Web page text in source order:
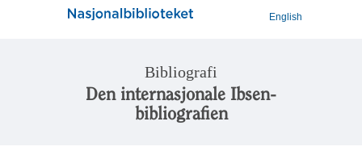
English
Bibliografi
Den internasjonale Ibsen-
bibliografien